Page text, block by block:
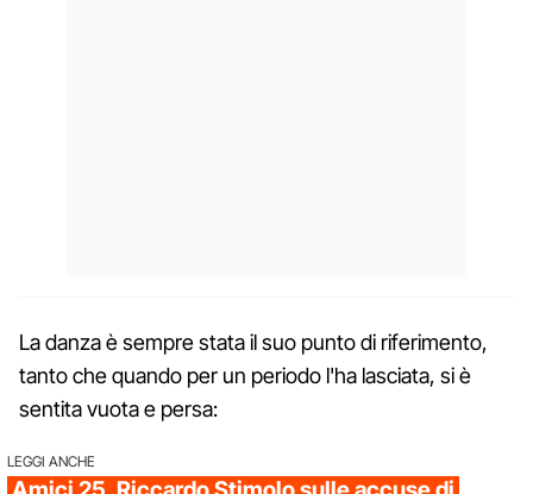
La danza è sempre stata il suo punto di riferimento,
tanto che quando per un periodo l'ha lasciata, si è
sentita vuota e persa:
LEGGI ANCHE